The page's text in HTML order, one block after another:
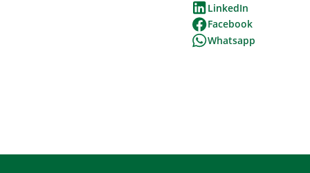
LinkedIn
Facebook
Whatsapp